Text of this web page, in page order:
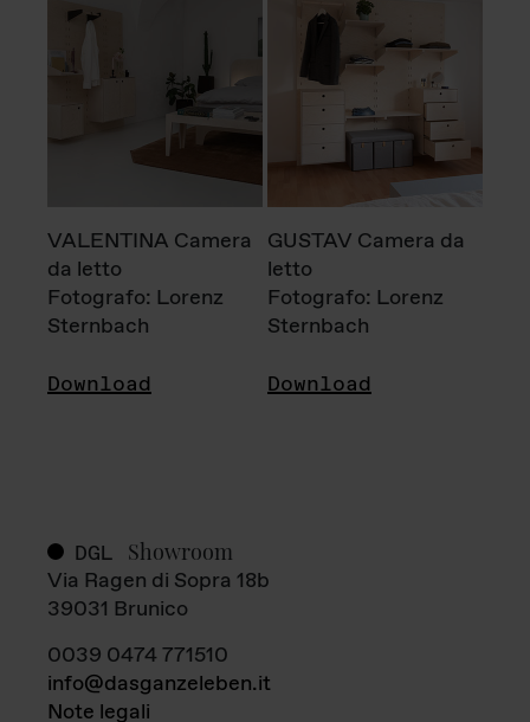
VALENTINA Camera
da letto
Fotografo: Lorenz
Sternbach
Download
GUSTAV Camera da
letto
Fotografo: Lorenz
Sternbach
Download
DGL Showroom
Via Ragen di Sopra 18b
39031 Brunico
0039 0474 771510
info@dasganzeleben.it
Note legali